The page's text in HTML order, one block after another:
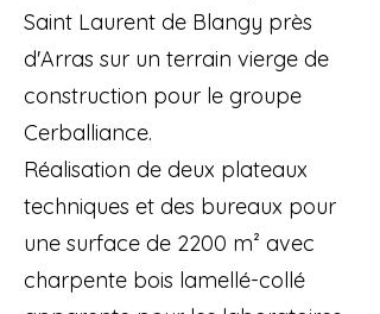
Saint Laurent de Blangy près
d'Arras sur un terrain vierge de
construction pour le groupe
Cerballiance.
Réalisation de deux plateaux
techniques et des bureaux pour
une surface de 2200 m² avec
charpente bois lamellé-collé